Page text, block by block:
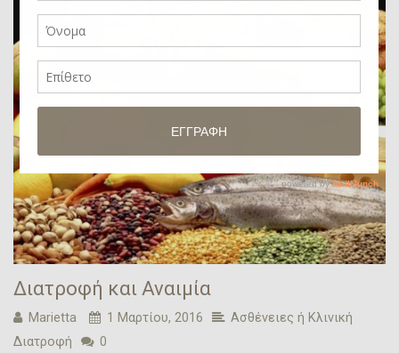
Διατροφή και Αναιμία
Marietta 1 Μαρτίου, 2016
Ασθένειες ή Κλινική
Διατροφή
0